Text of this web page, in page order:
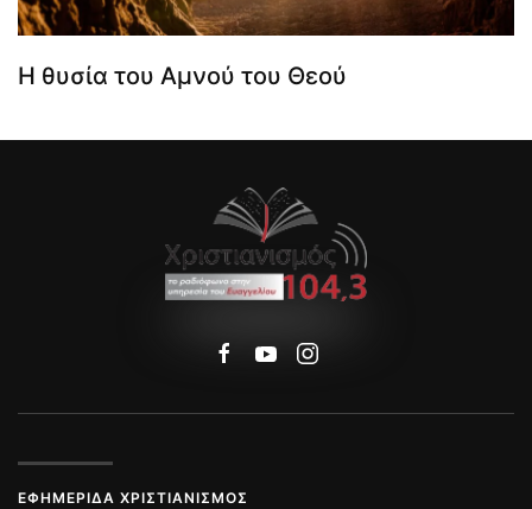
Η θυσία του Αμνού του Θεού
ΕΦΗΜΕΡΊΔΑ ΧΡΙΣΤΙΑΝΙΣΜΌΣ